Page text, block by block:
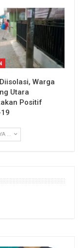
Warga
Utara
Positif
...